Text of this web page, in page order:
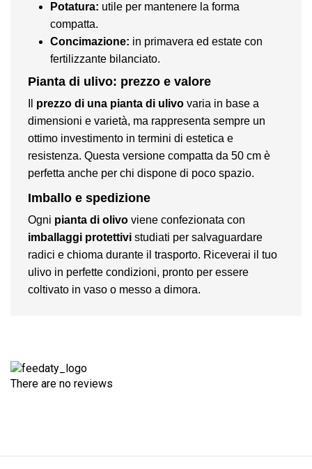
Potatura: utile per mantenere la forma
compatta.
Concimazione: in primavera ed estate con
fertilizzante bilanciato.
Pianta di ulivo: prezzo e valore
prezzo di una pianta di ulivo varia in base a
dimensioni e varietà, ma rappresenta sempre un
ottimo investimento in termini di estetica e
resistenza. Questa versione compatta da 50 cm è
perfetta anche per chi dispone di poco spazio.
Imballo e spedizione
Ogni pianta di olivo viene confezionata con
imballaggi protettivi studiati per salvaguardare
radici e chioma durante il trasporto. Riceverai il tuo
ulivo in perfette condizioni, pronto per essere
coltivato in vaso o messo a dimora.
There are no reviews